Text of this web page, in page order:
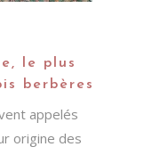
le plus
berbères
appelés
origine des